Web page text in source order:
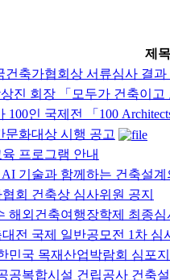
제목
건축가협회상 서류심사 결과
진 회장 「모두가 건축이
100인 국제전 「100
문화대상 시행 공고
프로그램 안내
AI 기술과 함께하는 건축설
회 건축상 심사위원 공지
해외건축여행장학제 최종
대전 국제 일반공모전 1차
민국 목재산업박람회 심포
공복합시설 건립공사 건축